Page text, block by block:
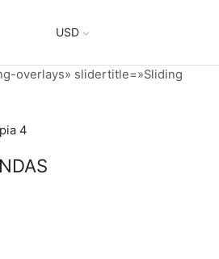
USD
overlays» slidertitle=»Sliding